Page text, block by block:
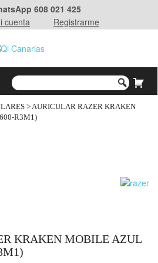
608 021 425
cuenta
Registrarme
> AURICULAR RAZER KRAKEN
R3M1)
KRAKEN MOBILE AZUL